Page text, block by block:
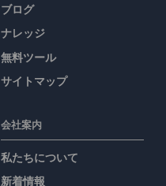
ブログ
ナレッジ
無料ツール
サイトマップ
会社案内
私たちについて
新着情報